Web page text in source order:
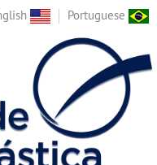
Portuguese